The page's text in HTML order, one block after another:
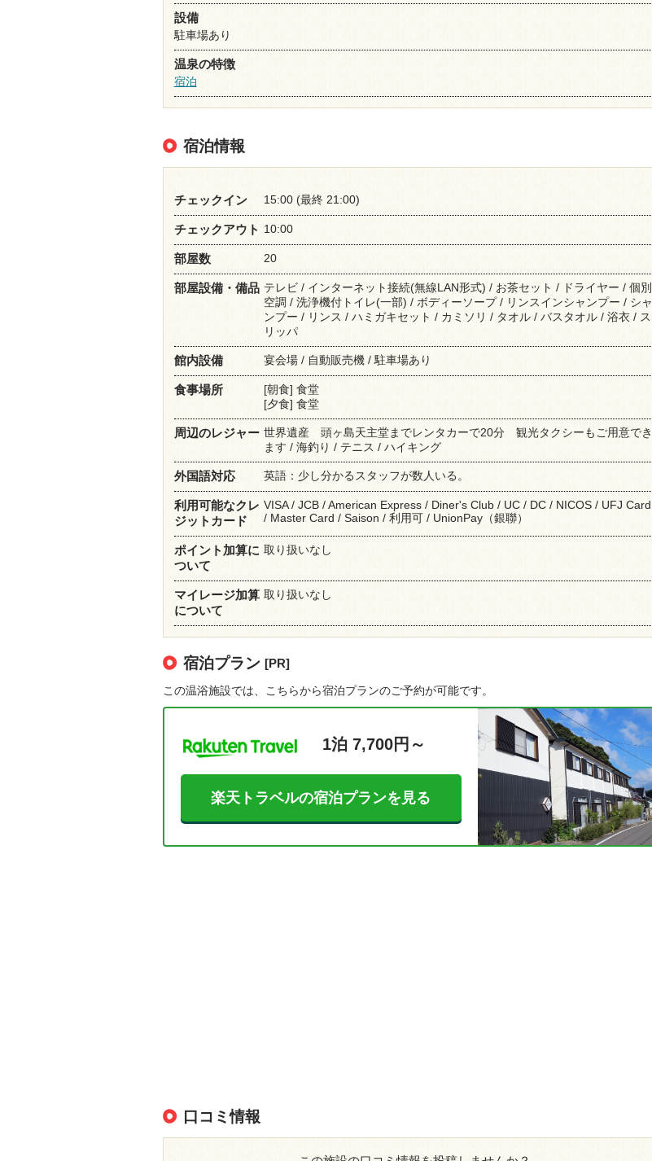
設備
駐車場あり
温泉の特徴
宿泊
宿泊情報
チェックイン 15:00 (最終 21:00)
チェックアウト 10:00
部屋数 20
部屋設備・備品 テレビ / インターネット接続(無線LAN形式) / お茶セット / ドライヤー / 個別
空調 / 洗浄機付トイレ(一部) / ボディーソープ / リンスインシャンプー / シャ
ンプー / リンス / ハミガキセット / カミソリ / タオル / バスタオル / 浴衣 / ス
リッパ
館内設備 宴会場 / 自動販売機 / 駐車場あり
食事場所
[朝食] 食堂
[夕食] 食堂
周辺のレジャー 世界遺産 頭ヶ島天主堂までレンタカーで20分 観光タクシーもご用意でき
ます / 海釣り / テニス / ハイキング
外国語対応 英語：少し分かるスタッフが数人いる。
利用可能なクレ
ジットカード
VISA / JCB / American Express / Diner's Club / UC / DC / NICOS / UFJ Card
/ Master Card / Saison / 利用可 / UnionPay（銀聯）
ポイント加算に
ついて
取り扱いなし
マイレージ加算
について
取り扱いなし
宿泊プラン [PR]
この温浴施設では、こちらから宿泊プランのご予約が可能です。
1泊 7,700円～
楽天トラベルの宿泊プランを見る
口コミ情報